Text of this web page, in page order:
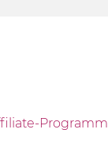
Programm